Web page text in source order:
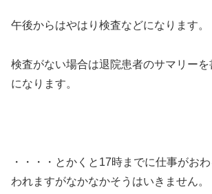
午後からはやはり検査などになります。
検査がない場合は退院患者のサマリー
になります。
・・・・とかくと17時までに仕事がお
われますがなかなかそうはいきません。